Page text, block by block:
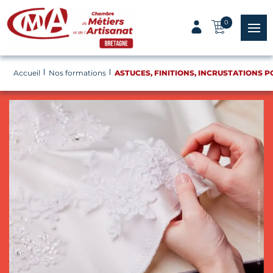
Panneau de gestion des cookies
0
menu
Accueil Nos formations ASTUCES, FINITIONS, INCRUSTATIONS